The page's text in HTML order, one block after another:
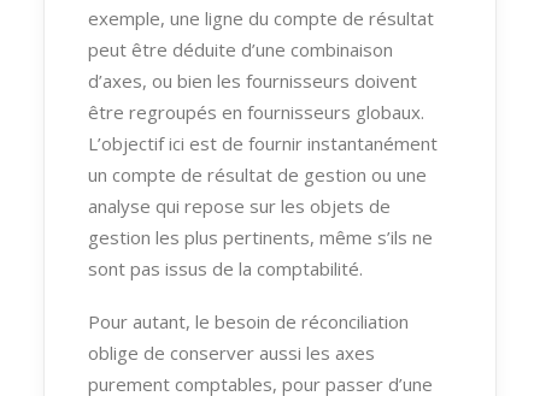
exemple, une ligne du compte de résultat
peut être déduite d’une combinaison
d’axes, ou bien les fournisseurs doivent
être regroupés en fournisseurs globaux.
L’objectif ici est de fournir instantanément
un compte de résultat de gestion ou une
analyse qui repose sur les objets de
gestion les plus pertinents, même s’ils ne
sont pas issus de la comptabilité.
Pour autant, le besoin de réconciliation
oblige de conserver aussi les axes
purement comptables, pour passer d’une